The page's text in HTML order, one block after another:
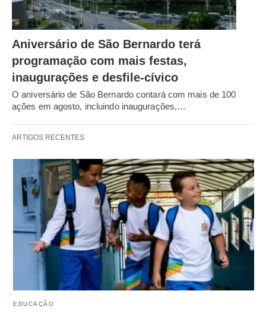
Aniversário de São Bernardo terá
programação com mais festas,
inaugurações e desfile-cívico
O aniversário de São Bernardo contará com mais de 100
ações em agosto, incluindo inaugurações,…
ARTIGOS RECENTES
EDUCAÇÃO